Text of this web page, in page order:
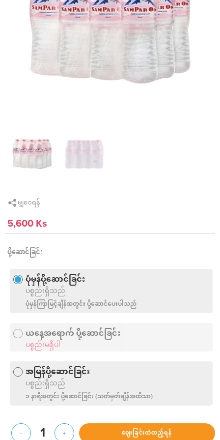
မျှဝေရန်
5,600 Ks
ပို့ဆောင်ခြင်း
ပုံမှန်ပို့ဆောင်ခြင်း
ပစ္စည်းရှိသည်
ပုံမှန်ကြာမြင့်ချိန်အတွင်း ပို့ဆောင်ပေးပါသည်
ယနေ့အရောက် ပို့ဆောင်ခြင်း
ပစ္စည်းမရှိပါ
အမြန်ပို့ဆောင်ခြင်း
ပစ္စည်းရှိသည်
၁ နာရီအတွင်း ပို့‌ဆောင်ခြင်း (သတ်မှတ်ချိန်အထိသာ)
- 1 + ဈေးခြင်းထဲထည့်ရန်